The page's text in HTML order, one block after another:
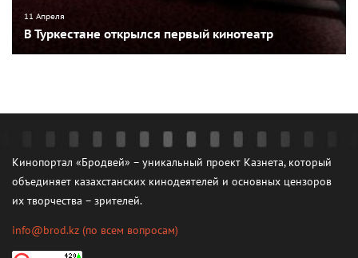
11 Апреля
В Туркестане открылся первый кинотеатр
Кинопортал «Бродвей» – уникальный проект Казнета, который
объединяет казахстанских кинодеятелей и основных цензоров
их творчества – зрителей.
info@brod.kz (по всем вопросам)